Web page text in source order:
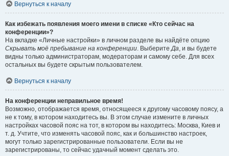
Вернуться к началу
Как избежать появления моего имени в списке «Кто сейчас на
конференции»?
На вкладке «Личные настройки» в личном разделе вы найдёте опцию
Скрывать моё пребывание на конференции. ВыберитеДа, и вы будете
видны только администраторам, модераторам и самому себе. Для всех
остальных вы будете скрытым пользователем.
Вернуться к началу
На конференции неправильное время!
Возможно, отображается время, относящееся к другому часовому поясу, а
не к тому, в котором находитесь вы. В этом случае измените в личных
настройках часовой пояс на тот, в котором вы находитесь: Москва, Киев и
т. д. Учтите, что изменять часовой пояс, как и большинство настроек,
могут только зарегистрированные пользователи. Если вы не
зарегистрированы, то сейчас удачный момент сделать это.